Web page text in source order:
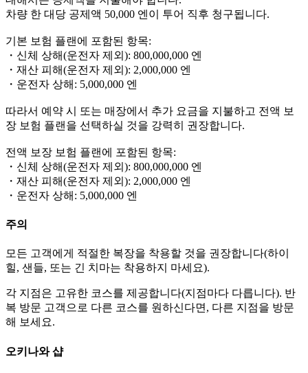
차량 한 대당 공제액 50,000 엔이 투어 직후 청구됩니다.
기본 보험 플랜에 포함된 항목:
・신체 상해(운전자 제외): 800,000,000 엔
・재산 피해(운전자 제외): 2,000,000 엔
・운전자 상해: 5,000,000 엔
따라서 예약 시 또는 매장에서 추가 요금을 지불하고 전액 보
장 보험 플랜을 선택하실 것을 강력히 권장합니다.
전액 보장 보험 플랜에 포함된 항목:
・신체 상해(운전자 제외): 800,000,000 엔
・재산 피해(운전자 제외): 2,000,000 엔
・운전자 상해: 5,000,000 엔
주의
모든 고객에게 적절한 복장을 착용할 것을 권장합니다(하이
힐, 샌들, 또는 긴 치마는 착용하지 마세요).
각 지점은 고유한 코스를 제공합니다(지점마다 다릅니다). 반
복 방문 고객으로 다른 코스를 원하신다면, 다른 지점을 방문
해 보세요.
오키나와 샵